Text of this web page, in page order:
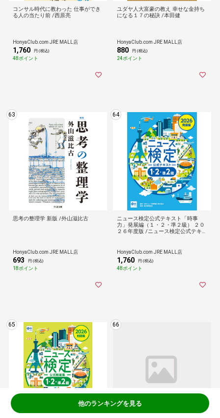
コンサル時代に教わった 仕事ができ
る人の当たり前 /西原亮
HonyaClub.com JRE MALL店
1,760 円 (税込)
48ポイント
ユダヤ人大富豪の教え 幸せな金持ち
になる１７の秘訣 /本田健
HonyaClub.com JRE MALL店
880 円 (税込)
24ポイント
63
思考の整理学 新版 /外山滋比古
HonyaClub.com JRE MALL店
693 円 (税込)
18ポイント
64
ニュース検定公式テキスト「時事
力」発展編（１・２・準２級） ２０
２６年度版 /ニュース検定公式テキ
HonyaClub.com JRE MALL店
1,760 円 (税込)
48ポイント
65 66
他のランキングを見る